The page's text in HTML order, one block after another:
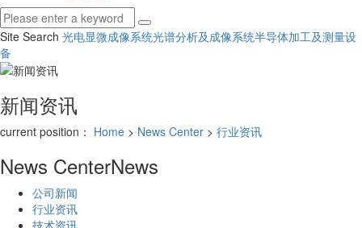
Site Search 光电显微成像系统光谱分析及成像系统半导体加工及测量设
备
新闻资讯
current position： Home > News Center > 行业资讯
News CenterNews
公司新闻
行业资讯